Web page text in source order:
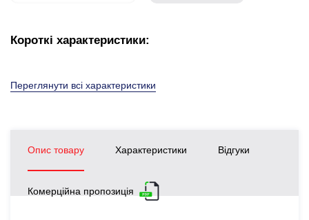
Короткі характеристики:
Переглянути всі характеристики
Опис товару Характеристики Відгуки
Комерційна пропозиція